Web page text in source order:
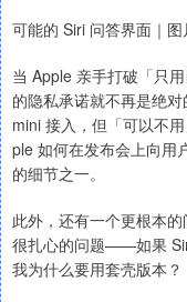
可能的 Siri 问答界面｜
当 Apple 亲手打破「只
的隐私承诺就不再是绝
mini 接入，但「可以不
ple 如何在发布会上向用
的细节之一。
此外，还有一个更根本
很扎心的问题——如果
我为什么要用套壳版本？